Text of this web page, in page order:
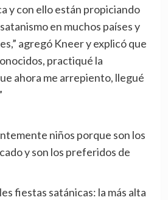
y con ello están propiciando
en muchos países y
agregó Kneer y explicó que
practiqué la
ahora me arrepiento, llegué
niños porque son los
y son los preferidos de
fiestas satánicas: la más alta